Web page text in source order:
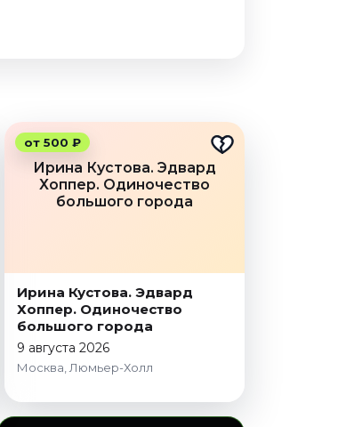
Ирина Кустова. Эдвард
Хоппер. Одиночество
большого города
от 500 ₽
Ирина Кустова. Эдвард
Хоппер. Одиночество
большого города
9 августа 2026
Москва, Люмьер-Холл